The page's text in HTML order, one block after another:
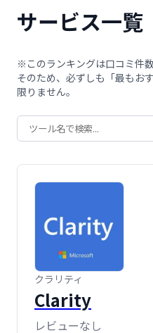
サービス一覧
※このランキングは口コミ件
そのため、必ずしも「最もお
限りません。
クラリティ
Clarity
レビューなし